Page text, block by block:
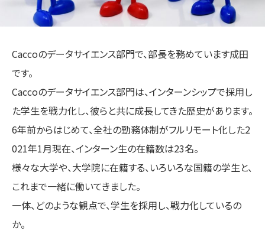
Caccoのデータサイエンス部門で、部長を務めています成田
です。
Caccoのデータサイエンス部門は、インターンシップで採用し
た学生を戦力化し、彼らと共に成長してきた歴史があります。
6年前からはじめて、全社の勤務体制がフルリモート化した2
021年1月現在、インターン生の在籍数は23名。
様々な大学や、大学院に在籍する、いろいろな国籍の学生と、
これまで一緒に働いてきました。
一体、どのような観点で、学生を採用し、戦力化しているの
か。